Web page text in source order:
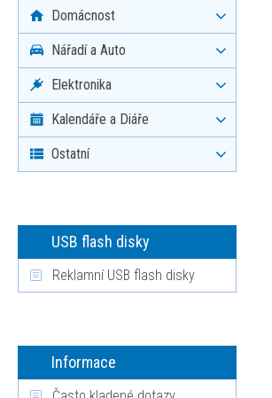
Domácnost
Nářadí a Auto
Elektronika
Kalendáře a Diáře
Ostatní
USB flash disky
Reklamní USB flash disky
Informace